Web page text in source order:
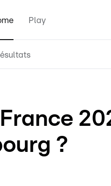
Play
France
?